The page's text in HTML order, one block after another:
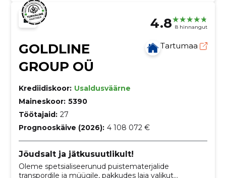
4.8 8 hinnangut
GOLDLINE
GROUP OÜ
Tartumaa
Krediidiskoor: Usaldusväärne
Maineskoor: 5390
Töötajaid: 27
Prognooskäive (2026): 4 108 072 €
Jõudsalt ja jätkusuutlikult!
Oleme spetsialiseerunud puistematerjalide
transpordile ja müügile, pakkudes laia valikut